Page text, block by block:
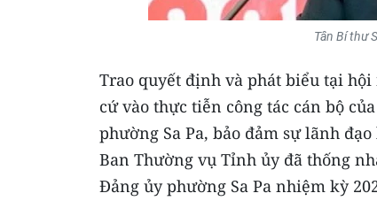
Tân Bí thư
Trao quyết định và phát biểu tại
cứ vào thực tiễn công tác cán bộ
phường Sa Pa, bảo đảm sự lãnh
Ban Thường vụ Tỉnh ủy đã thống
Đảng ủy phường Sa Pa nhiệm kỳ